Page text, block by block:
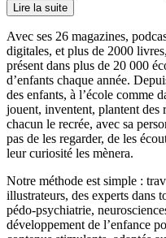
Lire la suite
Avec ses 26 magazines,
digitales, et plus de 2000
présent dans plus de 20 000
d’enfants chaque année.
des enfants, à l’école comme
jouent, inventent, plantent des
chacun le recrée, avec sa
pas de les regarder, de les
leur curiosité les mènera.
Notre méthode est simple :
illustrateurs, des experts dans
pédo-psychiatrie,
développement de l’enfance